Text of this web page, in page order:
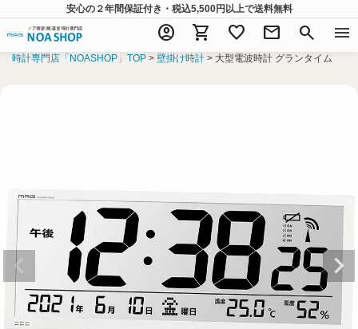
安心の２年間保証付き・税込5,500円以上で送料無料
account_circle shopping_cart favorite mail search menu
時計専門店「NOASHOP」TOP 壁掛け時計 大型電波時計 グランタイム